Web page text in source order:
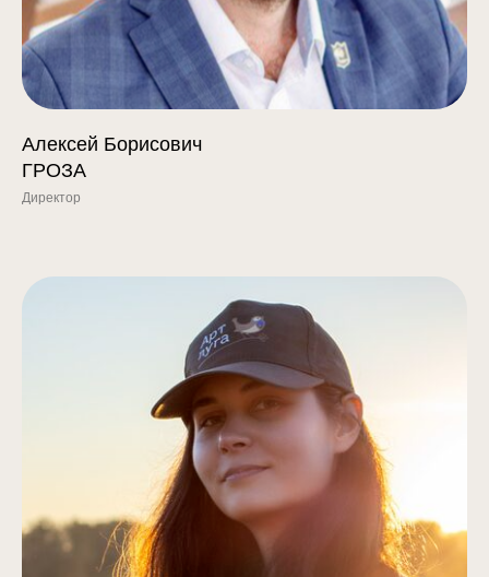
Алексей Борисович
ГРОЗА
Директор